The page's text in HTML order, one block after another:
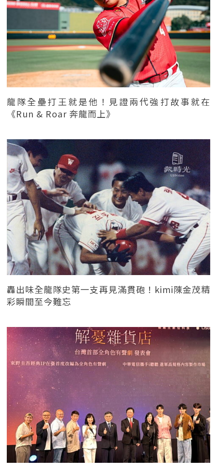
龍隊全壘打王就是他！見證兩代強打故事就在
《Run & Roar 奔龍而上》
轟出味全龍隊史第一支再見滿貫砲！kimi陳金茂精
彩瞬間至今難忘